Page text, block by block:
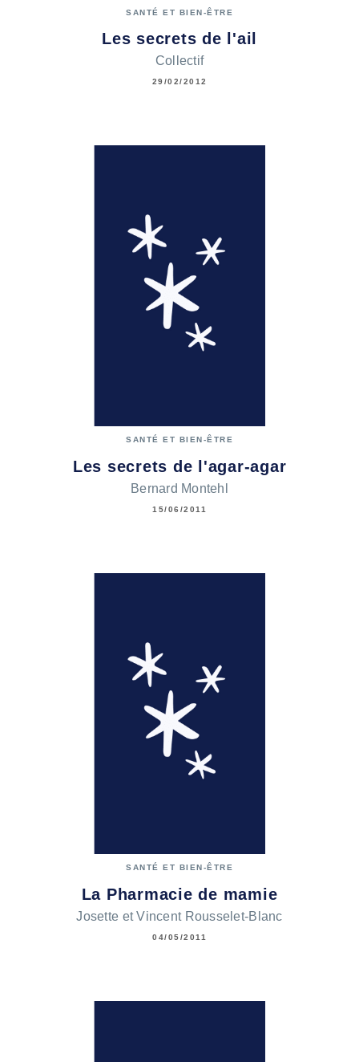
SANTÉ ET BIEN-ÊTRE
Les secrets de l'ail
Collectif
29/02/2012
SANTÉ ET BIEN-ÊTRE
Les secrets de l'agar-agar
Bernard Montehl
15/06/2011
SANTÉ ET BIEN-ÊTRE
La Pharmacie de mamie
Josette et Vincent Rousselet-Blanc
04/05/2011